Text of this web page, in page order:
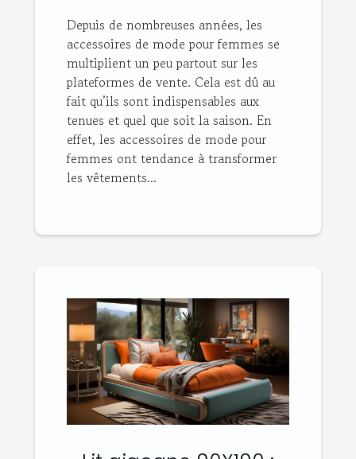
Depuis de nombreuses années, les
accessoires de mode pour femmes se
multiplient un peu partout sur les
plateformes de vente. Cela est dû au
fait qu’ils sont indispensables aux
tenues et quel que soit la saison. En
effet, les accessoires de mode pour
femmes ont tendance à transformer
les vêtements...